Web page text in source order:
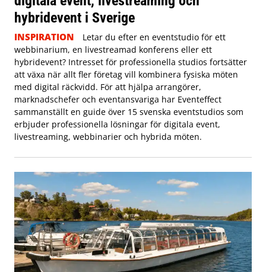
hybridevent i Sverige
INSPIRATION
Letar du efter en eventstudio för ett
webbinarium, en livestreamad konferens eller ett
hybridevent? Intresset för professionella studios fortsätter
att växa när allt fler företag vill kombinera fysiska möten
med digital räckvidd. För att hjälpa arrangörer,
marknadschefer och eventansvariga har Eventeffect
sammanställt en guide över 15 svenska eventstudios som
erbjuder professionella lösningar för digitala event,
livestreaming, webbinarier och hybrida möten.